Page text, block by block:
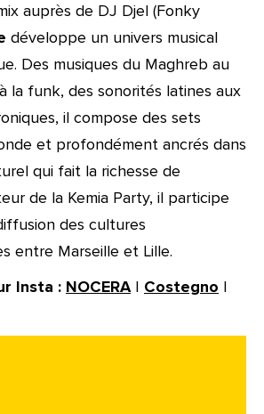
auprès de DJ Djel (Fonky
développe un univers musical
Des musiques du Maghreb au
la funk, des sonorités latines aux
il compose des sets
et profondément ancrés dans
qui fait la richesse de
de la Kemia Party, il participe
des cultures
entre Marseille et Lille.
Insta : NOCERA| Costegno |